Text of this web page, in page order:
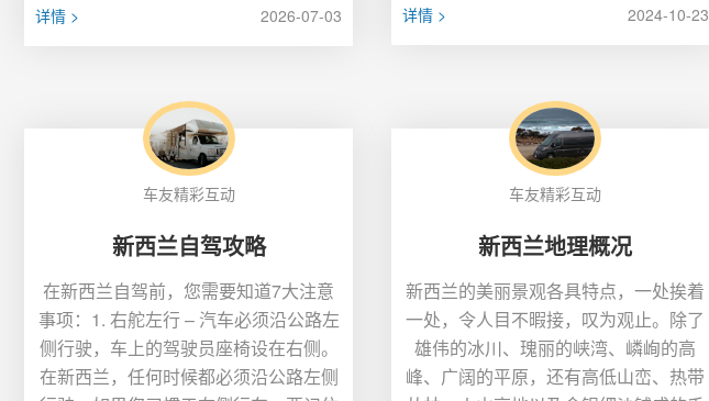
详情 > 2026-07-03 详情 > 2024-10-23
车友精彩互动
新西兰自驾攻略
在新西兰自驾前，您需要知道7大注意
事项：1. 右舵左行 – 汽车必须沿公路左
侧行驶，车上的驾驶员座椅设在右侧。
在新西兰，任何时候都必须沿公路左侧
车友精彩互动
新西兰地理概况
新西兰的美丽景观各具特点，一处挨着
一处，令人目不暇接，叹为观止。除了
雄伟的冰川、瑰丽的峡湾、嶙峋的高
峰、广阔的平原，还有高低山峦、热带